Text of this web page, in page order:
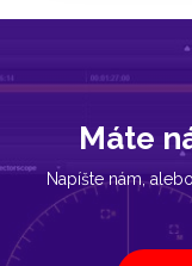
Máte
Napíšte nám,